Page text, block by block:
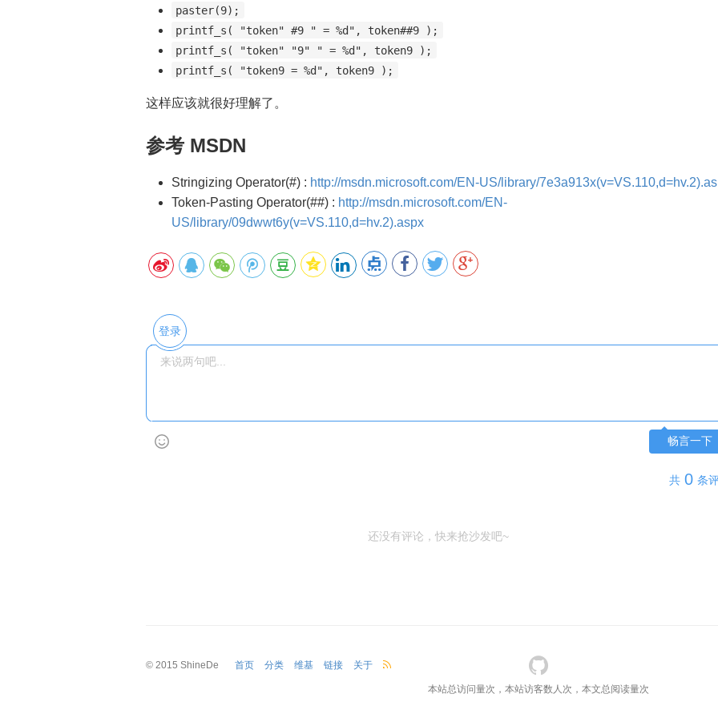
paster(9);
printf_s( "token" #9 " = %d", token##9 );
printf_s( "token" "9" " = %d", token9 );
printf_s( "token9 = %d", token9 );
这样应该就很好理解了。
参考 MSDN
Stringizing Operator(#) : http://msdn.microsoft.com/EN-US/library/
Token-Pasting Operator(##) : http://msdn.microsoft.com/EN-
US/library/09dwwt6y(v=VS.110,d=hv.2).aspx
登录
畅言一下
共 0 条
还没有评论，快来抢沙发吧~
© 2015 ShineDe 首页 分类 维基 链接 关于
本站总访问量次，本站访客数 人次，本文总阅读量次